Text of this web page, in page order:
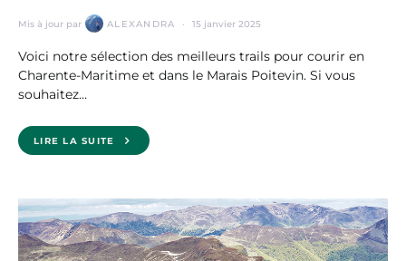
Mis à jour par ALEXANDRA 15 janvier 2025
Voici notre sélection des meilleurs trails pour courir en
Charente-Maritime et dans le Marais Poitevin. Si vous
souhaitez…
LIRE LA SUITE